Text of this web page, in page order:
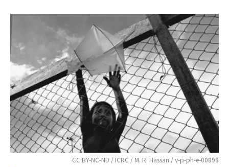
CC BY-NC-ND / ICRC / M. R. Hassan / v-p-ph-e-00898